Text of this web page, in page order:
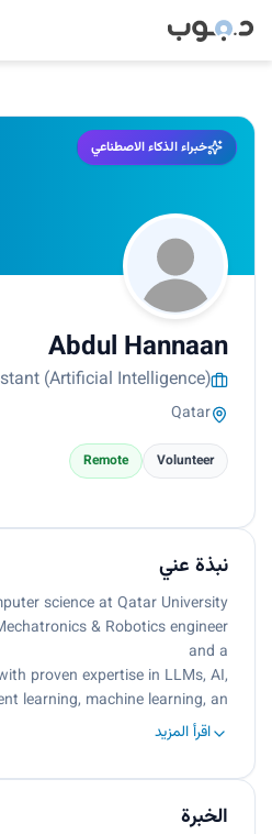
خبراء الذكاء الاصطناعي
Abdul Hannaan
(Artificial Intelligence)
Qatar
Volunteer
Remote
نبذة عني
science at Qatar University
& Robotics engineer
and a
proven expertise in LLMs, AI,
learning, machine learning, an…
اقرأ المزيد
الخبرة